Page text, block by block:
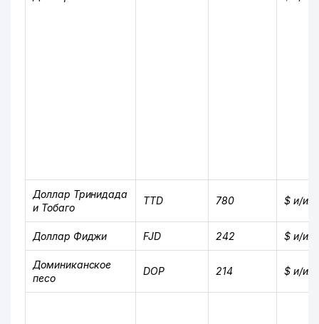
Доллар Тринидада
и Тобаго
TTD 780 $ и/
Доллар Фиджи FJD 242 $ и/
Доминиканское
песо
DOP 214 $ и/